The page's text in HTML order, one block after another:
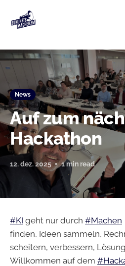
News
Auf zum
Hackathon
12. dez. 2025 1 min read
#KI geht nur durch #Machen
finden, Ideen sammeln,
scheitern, verbessern,
Willkommen auf dem